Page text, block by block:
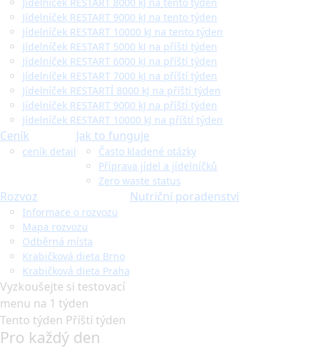
Jídelníček RESTART 9000 kJ na tento týden
Jídelníček RESTART 10000 kJ na tento týden
Jídelníček RESTART 5000 kJ na příští týden
Jídelníček RESTART 6000 kJ na příští týden
Jídelníček RESTART 7000 kJ na příští týden
Jídelníček RESTARTÍ 8000 kJ na příští týden
Jídelníček RESTART 9000 kJ na příští týden
Jídelníček RESTART 10000 kJ na příští týden
Ceník
ceník detail
Jak to funguje
Často kladené otázky
Příprava jídel a jídelníčků
Zero waste status
Rozvoz
Informace o rozvozu
Mapa rozvozu
Odběrná místa
Krabičková dieta Brno
Krabičková dieta Praha
Nutriční poradenství
Vyzkoušejte si testovací
menu na 1 týden
Tento týden Příští týden
Pro každý den